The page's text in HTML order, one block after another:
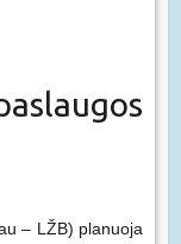
– LŽB) planuoja